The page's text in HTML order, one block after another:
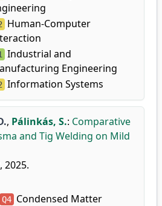
Human-Computer
Industrial and
Engineering
Information Systems
, Pálinkás, S.: Comparative
and Tig Welding on Mild
2025.
Q4 Condensed Matter